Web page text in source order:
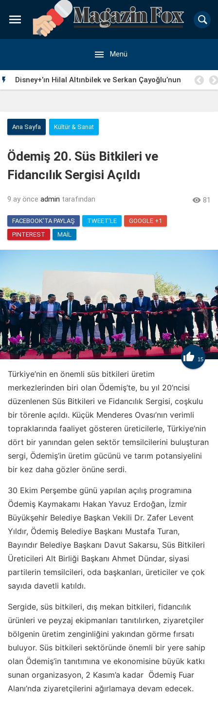

 Menü
 Disney+’ın Hilal Altınbilek ve Serkan Çayoğlu’nun
ve Merak Uyandıran İlk Tanıtımı Yayımlandı
Ana Sayfa Kültür & Sanat
Ödemiş 20. Süs Bitkileri ve
Fidancılık Sergisi Açıldı
9 ay önce admin tarafından  81
FACEBOOK'TA PAYLAŞ TWEET'LE
GOOGLE +1
PINTEREST
MAIL
 15
Türkiye’nin en önemli süs bitkileri üretim
merkezlerinden biri olan Ödemiş’te, bu yıl 20’ncisi
düzenlenen Süs Bitkileri ve Fidancılık Sergisi, coşkulu
bir törenle açıldı. Küçük Menderes Ovası’nın verimli
topraklarında faaliyet gösteren üreticilerle, Türkiye’nin
dört bir yanından gelen sektör temsilcilerini buluşturan
sergi, Ödemiş’in üretim gücünü ve tarım potansiyelini
bir kez daha gözler önüne serdi.
30 Ekim Perşembe günü yapılan açılış programına
Ödemiş Kaymakamı Hakan Yavuz Erdoğan, İzmir
Büyükşehir Belediye Başkan Vekili Dr. Zafer Levent
Yıldır, Ödemiş Belediye Başkanı Mustafa Turan,
Bayındır Belediye Başkanı Davut Sakarsu, Süs Bitkileri
Üreticileri Alt Birliği Başkanı Ahmet Dündar, siyasi
partilerin temsilcileri, oda başkanları, üreticiler ve çok
sayıda davetli katıldı.
Sergide, süs bitkileri, dış mekan bitkileri, fidancılık
ürünleri ve peyzaj ekipmanları tanıtılırken, ziyaretçiler
bölgenin üretim zenginliğini yakından görme fırsatı
buluyor. Süs bitkileri sektöründe önemli bir yere sahip
olan Ödemiş’in tanıtımına ve ekonomisine büyük katkı
sunan organizasyon, 2 Kasım’a kadar Ödemiş Fuar
Alanı’nda ziyaretçilerini ağırlamaya devam edecek.